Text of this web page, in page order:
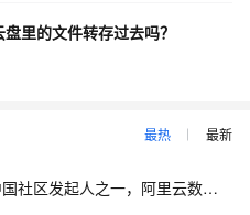
里的文件转存过去吗？
最热 最新
【大咖问答】对话PostgreSQL 中国社区发起人之一，阿里云数据库高级专家 德哥